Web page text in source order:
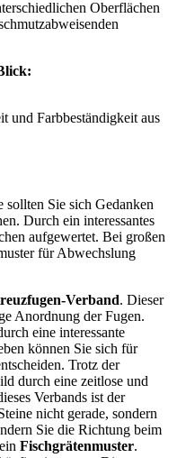
Oberflächen
und Farbbeständigkeit aus
sollten Sie sich Gedanken
Durch ein interessantes
aufgewertet. Bei großen
für Abwechslung
Verband. Dieser
Anordnung der Fugen.
eine interessante
können Sie sich für
Trotz der
durch eine zeitlose und
Verbands ist der
nicht gerade, sondern
Sie die Richtung beim
Fischgrätenmuster.